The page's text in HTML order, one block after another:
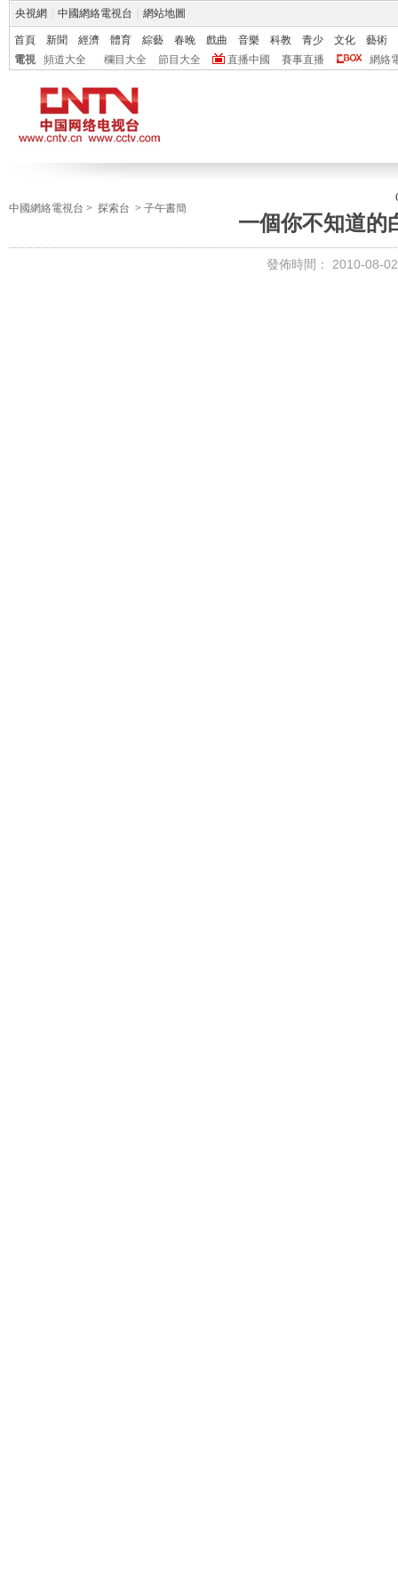
央視網 中國網絡電視台 網站地圖
首頁 新聞 經濟 體育 綜藝 春晚 戲曲 音樂 科教 青少 文化
藝術
電視
頻道大全 欄目大全 節目大全 直播中國 賽事直播 網絡
中國網絡電視台 > 探索台 > 子午書簡
一個你不知道的
發佈時間： 2010-08-